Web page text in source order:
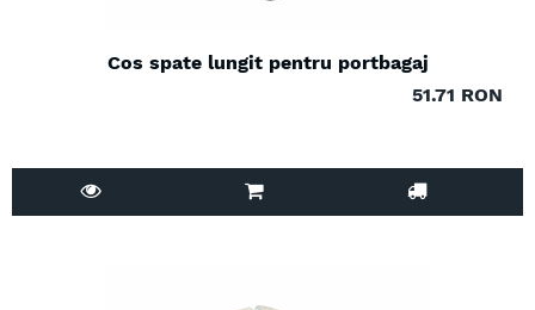
Cos spate lungit pentru portbagaj
51.71 RON